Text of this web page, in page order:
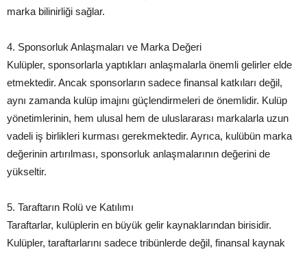
marka bilinirliği sağlar.
4. Sponsorluk Anlaşmaları ve Marka Değeri
Kulüpler, sponsorlarla yaptıkları anlaşmalarla önemli gelirler elde
etmektedir. Ancak sponsorların sadece finansal katkıları değil,
aynı zamanda kulüp imajını güçlendirmeleri de önemlidir. Kulüp
yönetimlerinin, hem ulusal hem de uluslararası markalarla uzun
vadeli iş birlikleri kurması gerekmektedir. Ayrıca, kulübün marka
değerinin artırılması, sponsorluk anlaşmalarının değerini de
yükseltir.
5. Taraftarın Rolü ve Katılımı
Taraftarlar, kulüplerin en büyük gelir kaynaklarından birisidir.
Kulüpler, taraftarlarını sadece tribünlerde değil, finansal kaynak